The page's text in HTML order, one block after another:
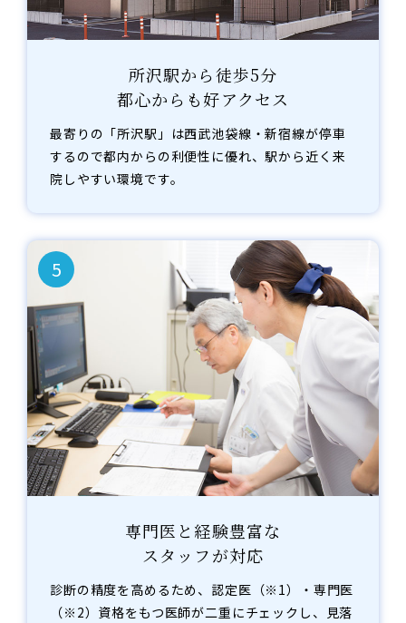
所沢駅から徒歩5分
都心からも好アクセス
最寄りの「所沢駅」は西武池袋線・新宿線が停車
するので都内からの利便性に優れ、駅から近く来
院しやすい環境です。
5
専門医と経験豊富な
スタッフが対応
診断の精度を高めるため、認定医（※1）・専門医
（※2）資格をもつ医師が二重にチェックし、見落